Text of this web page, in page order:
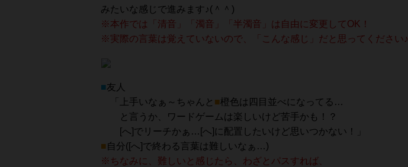
みたいな感じで進みます♪(＾＾)
※本作では「清音」「濁音」「半濁音」は自由に変更してOK！
※実際の言葉は覚えていないので、「こんな感じ」だと思ってください♪
■友人
「上手いなぁ～ちゃんと ■橙色は四目並べになってる…
と言うか、ワードゲームは楽しいけど苦手かも！？
[へ]でリーチかぁ…[へ]に配置したいけど思いつかない！」
■自分([へ]で終わる言葉は難しいなぁ…)
※ちなみに、難しいと感じたら、わざとパスすれば、